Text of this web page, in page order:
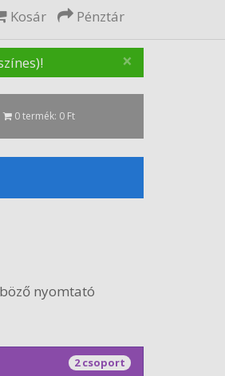
Kosár Pénztár
×
0 termék: 0 Ft
nyomtató
2 csoport